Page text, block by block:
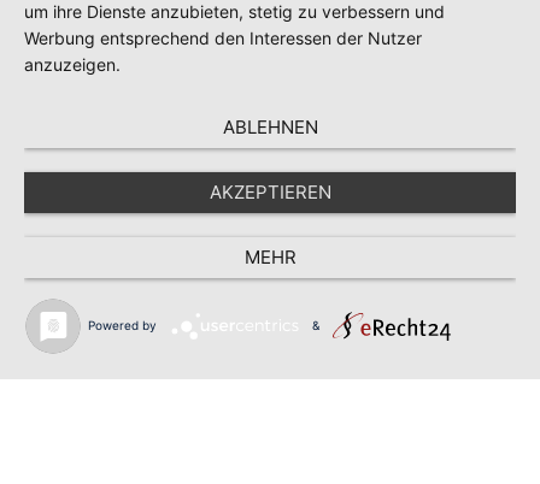
um ihre Dienste anzubieten, stetig zu verbessern und
Werbung entsprechend den Interessen der Nutzer
anzuzeigen.
ABLEHNEN
AKZEPTIEREN
MEHR
Powered by &